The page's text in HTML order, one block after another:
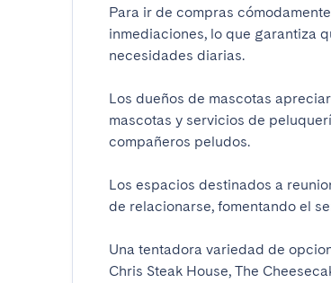
Para ir de compras
inmediaciones, lo que garantiza
necesidades diarias.
Los dueños de mascotas
mascotas y servicios de
compañeros peludos.
Los espacios destinados a
de relacionarse, fomentando el
Una tentadora variedad de
Chris Steak House, The